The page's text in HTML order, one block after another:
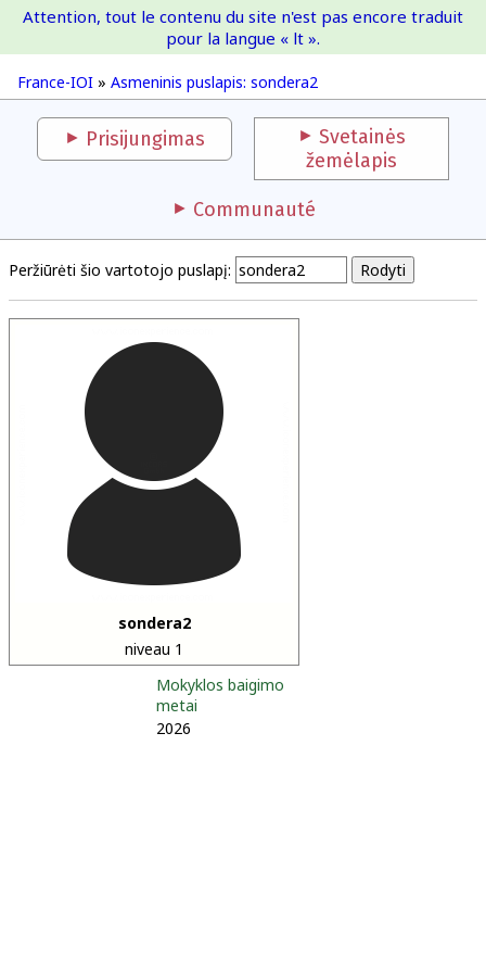
France-IOI
France-IOI » Asmeninis puslapis: sondera2
Attention, tout le contenu du site n'est pas encore traduit
pour la langue « lt ».
Prisijungimas
Svetainės
žemėlapis
Communauté
Peržiūrėti šio vartotojo puslapį:
sondera2
niveau 1
Mokyklos baigimo
metai
2026